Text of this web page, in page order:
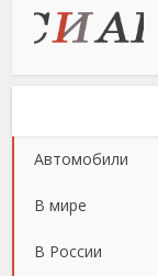
Автомобили
В мире
В России